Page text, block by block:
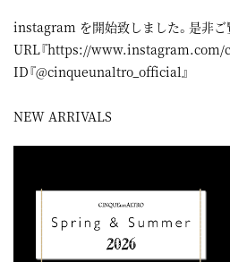
instagram を開始致しました。是非ご
URL『https://
ID『@cinqueunaltro_official』
NEW ARRIVALS